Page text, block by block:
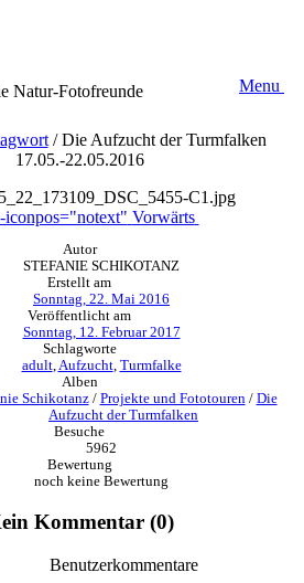
Natur-Fotofreunde Menu
/Die Aufzucht der Turmfalken
17.05.-22.05.2016
iconpos="notext" Vorwärts
Autor
STEFANIE SCHIKOTANZ
Erstellt am
Sonntag, 22. Mai 2016
Veröffentlicht am
Sonntag, 12. Februar 2017
Schlagworte
adult, Aufzucht, Turmfalke
Alben
Schikotanz/ Projekte und Fototouren / Die
Aufzucht der Turmfalken
Besuche
5962
Bewertung
noch keine Bewertung
Kommentar (0)
Benutzerkommentare